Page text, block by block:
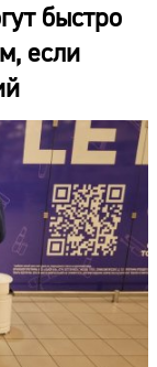
быстро
если